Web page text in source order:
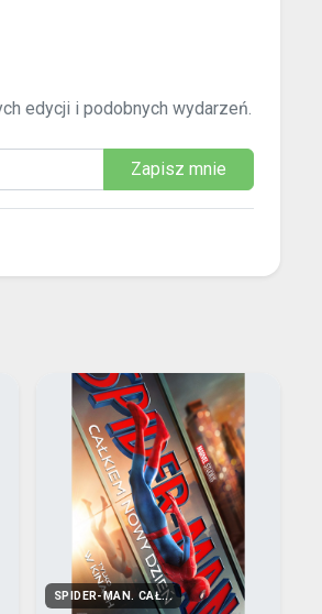
edycji i podobnych wydarzeń.
Zapisz mnie
SPIDER-MAN. CAŁ...